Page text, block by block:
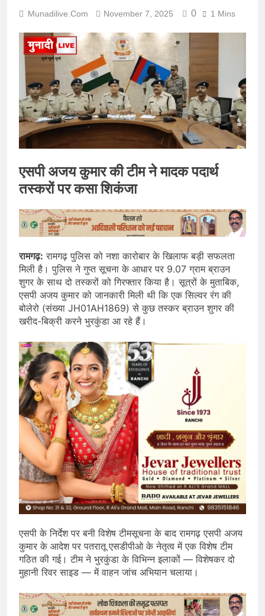
Munadilive.com November 7, 2025 0 1 Mins
एसपी अजय कुमार की टीम ने मादक पदार्थ
तस्करों पर कसा शिकंजा
रामगढ़: रामगढ़ पुलिस को नशा कारोबार के खिलाफ बड़ी सफलता
मिली है। पुलिस ने गुप्त सूचना के आधार पर 9.07 ग्राम ब्राउन
शुगर के साथ दो तस्करों को गिरफ्तार किया है। सूत्रों के मुताबिक,
एसपी अजय कुमार को जानकारी मिली थी कि एक सिल्वर रंग की
बोलेरो (संख्या JH01AH1869) से कुछ तस्कर ब्राउन शुगर की
खरीद-बिक्री करने भुरकुंडा आ रहे हैं।
एसपी के निर्देश पर बनी विशेष टीमसूचना के बाद रामगढ़ एसपी अजय
कुमार के आदेश पर पतरातू एसडीपीओ के नेतृत्व में एक विशेष टीम
गठित की गई। टीम ने भुरकुंडा के विभिन्न इलाकों — विशेषकर दो
मुहानी रिवर साइड — में वाहन जांच अभियान चलाया।